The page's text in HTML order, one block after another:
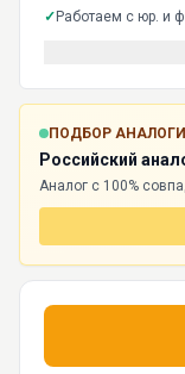
✓ Работаем с юр. и
ПОДБОР
Российский
Аналог с 100%